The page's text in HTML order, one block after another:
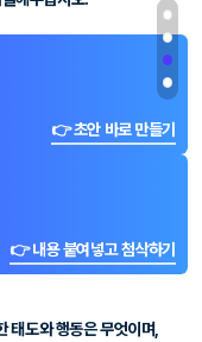
👉 초안 바로 만들기
👉 내용 붙여넣고 첨삭하기
태도와 행동은 무엇이며,